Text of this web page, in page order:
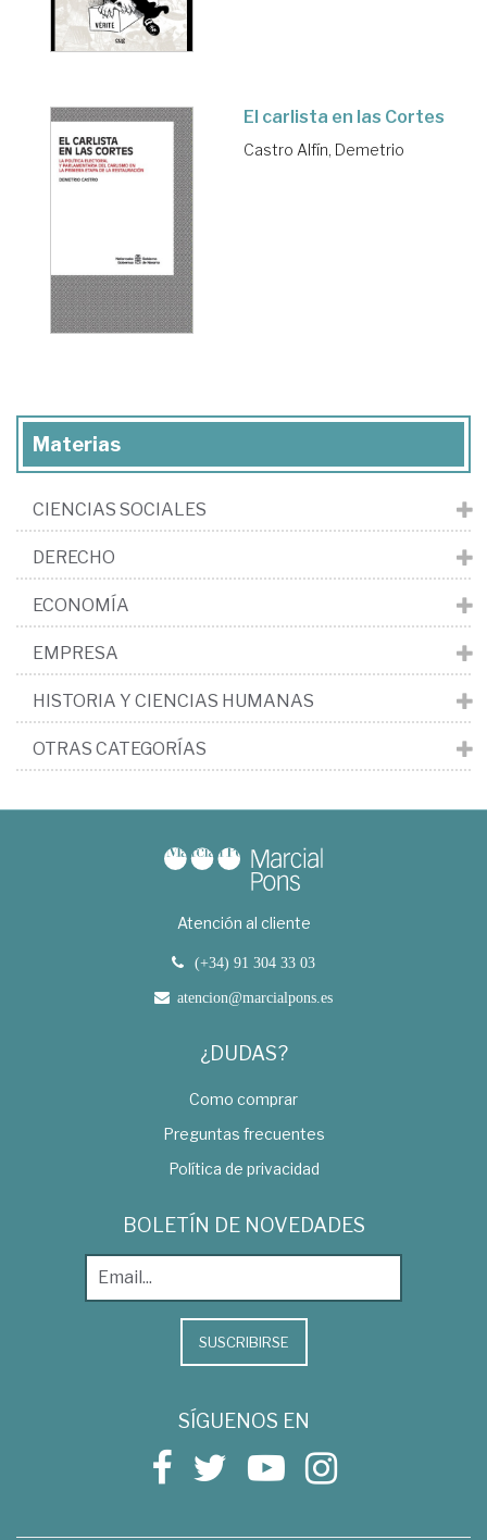
El carlista en las Cortes
Castro Alfín, Demetrio
Materias
CIENCIAS SOCIALES
DERECHO
ECONOMÍA
EMPRESA
HISTORIA Y CIENCIAS HUMANAS
OTRAS CATEGORÍAS
Atención al cliente
(+34) 91 304 33 03
atencion@marcialpons.es
¿DUDAS?
Como comprar
Preguntas frecuentes
Política de privacidad
BOLETÍN DE NOVEDADES
SUSCRIBIRSE
SÍGUENOS EN